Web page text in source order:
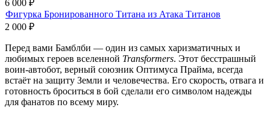
6 000 ₽
Фигурка Бронированного Титана из Атака Титанов
2 000 ₽
Перед вами Бамблби — один из самых харизматичных и
любимых героев вселенной Transformers. Этот бесстрашный
воин-автобот, верный союзник Оптимуса Прайма, всегда
встаёт на защиту Земли и человечества. Его скорость, отвага и
готовность броситься в бой сделали его символом надежды
для фанатов по всему миру.